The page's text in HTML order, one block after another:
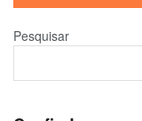
Pesquisar